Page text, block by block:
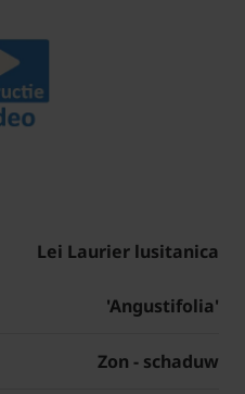
Lei Laurier lusitanica
'Angustifolia'
Zon - schaduw